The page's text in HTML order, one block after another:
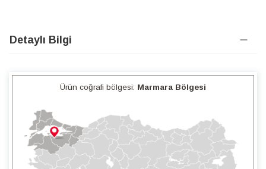
Detaylı Bilgi
Ürün coğrafi bölgesi: Marmara Bölgesi